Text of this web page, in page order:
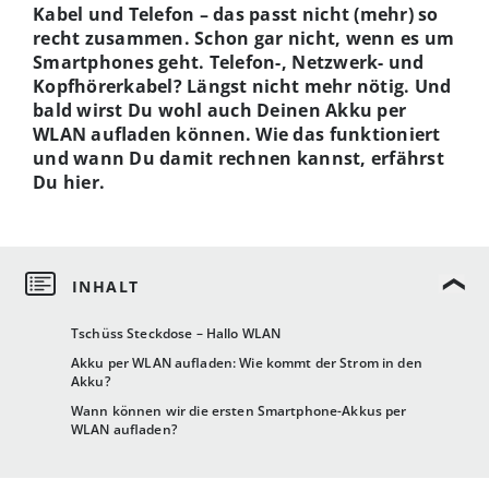
Tschüss Steckdose – Hallo WLAN
Akku per WLAN aufladen: Wie kommt der Strom in den
Akku?
Wann können wir die ersten Smartphone-Akkus per
WLAN aufladen?
Kabel und Telefon – das passt nicht (mehr) so
recht zusammen. Schon gar nicht, wenn es um
Smartphones geht. Telefon-, Netzwerk- und
Kopfhörerkabel? Längst nicht mehr nötig. Und
bald wirst Du wohl auch Deinen Akku per
WLAN aufladen können. Wie das funktioniert
und wann Du damit rechnen kannst, erfährst
Du hier.